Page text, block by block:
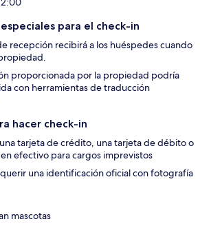
para el check-in
recepción recibirá a los huéspedes cuando
proporcionada por la propiedad podría
con herramientas de traducción
hacer check-in
tarjeta de crédito, una tarjeta de débito o
efectivo para cargos imprevistos
una identificación oficial con fotografía
mascotas